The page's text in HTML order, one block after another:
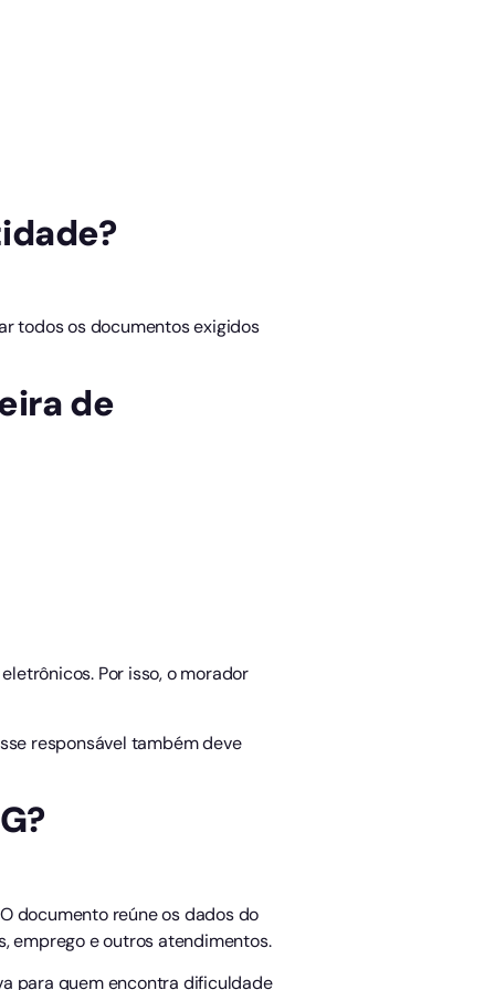
todos os documentos exigidos
de
Por isso, o morador
responsável também deve
documento reúne os dados do
emprego e outros atendimentos.
para quem encontra dificuldade